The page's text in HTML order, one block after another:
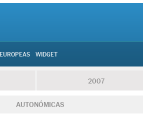
EUROPEAS WIDGET
2007
AUTONÓMICAS